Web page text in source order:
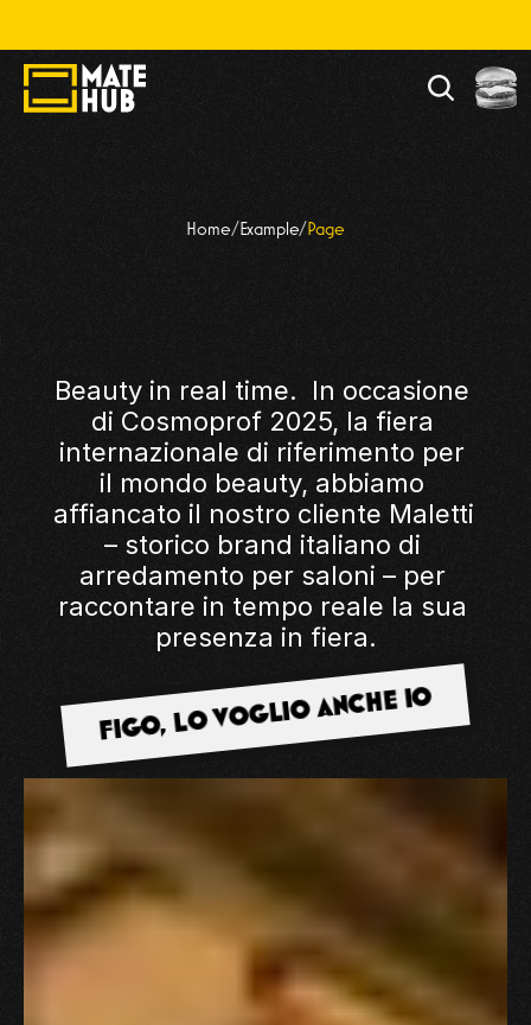
Home/Example/Page
Beauty in real time.  In occasione
di Cosmoprof 2025, la fiera
internazionale di riferimento per
il mondo beauty, abbiamo
affiancato il nostro cliente Maletti
– storico brand italiano di
arredamento per saloni – per
raccontare in tempo reale la sua
presenza in fiera.
FIGO, LO VOGLIO ANCHE IO